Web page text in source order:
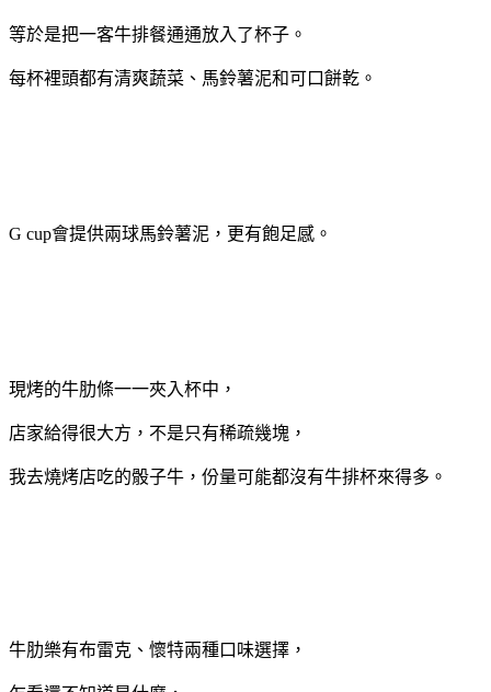
等於是把一客牛排餐通通放入了杯子。
每杯裡頭都有清爽蔬菜、馬鈴薯泥和可口餅乾。
G cup會提供兩球馬鈴薯泥，更有飽足感。
現烤的牛肋條一一夾入杯中，
店家給得很大方，不是只有稀疏幾塊，
我去燒烤店吃的骰子牛，份量可能都沒有牛排杯來得多。
牛肋樂有布雷克、懷特兩種口味選擇，